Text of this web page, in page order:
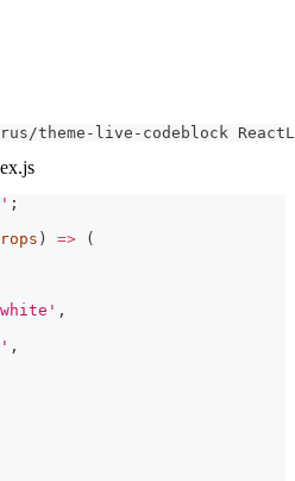
theme-live-codeblock
;
) =>
(
,
,